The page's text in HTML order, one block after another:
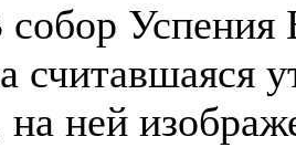
Успения
считавшаяся
на ней